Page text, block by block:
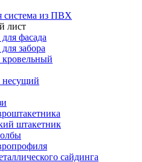
система из ПВХ
лист
фасада
забора
несущий
штакетник
сайдинга